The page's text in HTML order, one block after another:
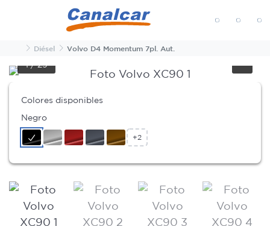
InicioDiésel Volvo D4 Momentum 7pl. Aut.
1/29
Colores disponibles
Negro
+2